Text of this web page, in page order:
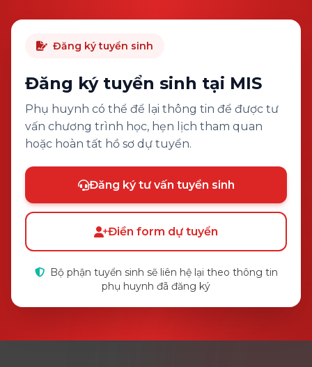
Đăng ký tuyển sinh
Đăng ký tuyển sinh tại MIS
Phụ huynh có thể để lại thông tin để được tư
vấn chương trình học, hẹn lịch tham quan
hoặc hoàn tất hồ sơ dự tuyển.
Đăng ký tư vấn tuyển sinh
Điền form dự tuyển
Bộ phận tuyển sinh sẽ liên hệ lại theo thông tin
phụ huynh đã đăng ký